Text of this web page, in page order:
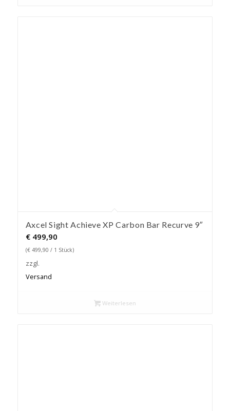
Axcel Sight Achieve XP Carbon Bar Recurve 9″
€499,90
(€499,90 / 1 Stück)
zzgl.
Versand
Weiterlesen